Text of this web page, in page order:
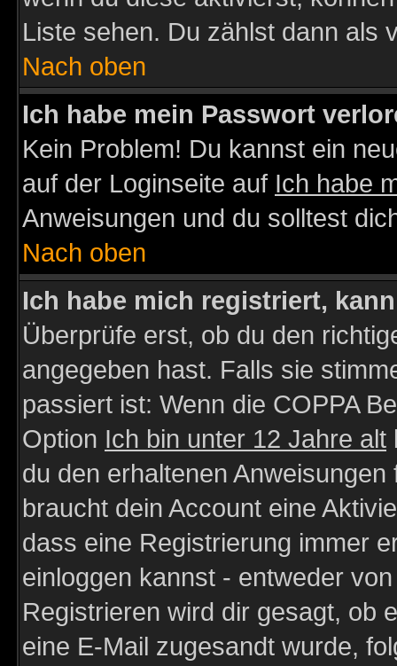
Liste sehen. Du zählst dann als
Nach oben
Ich habe mein Passwort
Kein Problem! Du kannst ein
auf der Loginseite auf Ich habe
Anweisungen und du solltest
Nach oben
Ich habe mich registriert,
Überprüfe erst, ob du den
angegeben hast. Falls sie
passiert ist: Wenn die COPPA
Option Ich bin unter 12 Jahre alt
du den erhaltenen
braucht dein Account eine
dass eine Registrierung immer
einloggen kannst - entweder
Registrieren wird dir gesagt, ob
eine E-Mail zugesandt wurde,